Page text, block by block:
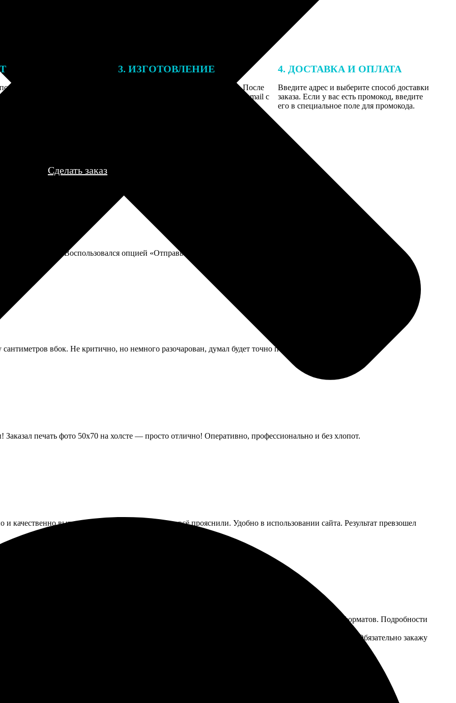
заказа к печати
могут связаться с Вами
телефону или email для
деталей.
3. ИЗГОТОВЛЕНИЕ
Оплатите заказ банковской картой. После
оплаты получите подтверждение на email с
описанием заказа. Когда отправим заказ
4. ДОСТАВКА И ОПЛАТА
Введите адрес и выберите способ доставки
заказа. Если у вас есть промокод, введите
его в специальное поле для промокода.
Сделать заказ
другой город. Воспользовался опцией «Отправьте за меня». Отправили быстро, трек-номер прислали, бабушка
вбок. Не критично, но немного разочарован, думал будет точно по центру.
Заказал печать фото 50х70 на холсте — просто отлично! Оперативно, профессионально и без хлопот.
и качественно выполнили. Вежливый персонал, всё прояснили. Удобно в использовании сайта. Результат превзошел
на холсте. Заказ оформил без труда на сайте. Все удобно и просто, понравился широкий выбор форматов. Подробности
Цвета яркие, детали четкие, холст хорошо натянут. Упаковка надежная, доставка без повреждений. Обязательно закажу